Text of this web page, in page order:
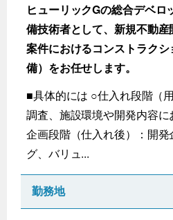
ヒューリックGの総合デベロ
備技術者として、新規不動
案件におけるコンストラク
備）をお任せします。
■具体的には ○仕入れ段階（
調査、施設環境や開発内容
企画段階（仕入れ後）：開
グ、バリュ...
勤務地